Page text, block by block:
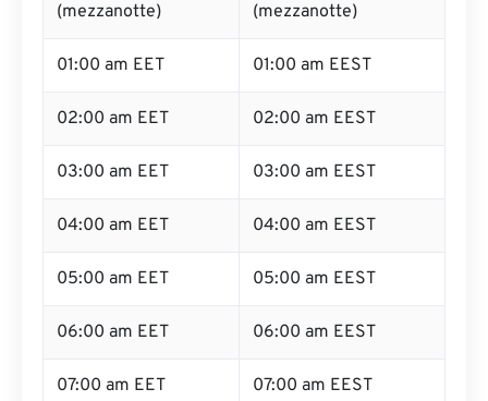
(mezzanotte)
(mezzanotte)
01:00 am EET 01:00 am EEST
02:00 am EET 02:00 am EEST
03:00 am EET 03:00 am EEST
04:00 am EET 04:00 am EEST
05:00 am EET 05:00 am EEST
06:00 am EET 06:00 am EEST
07:00 am EET 07:00 am EEST